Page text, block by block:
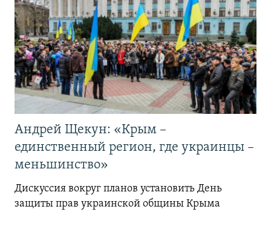
Андрей Щекун: «Крым –
единственный регион, где украинцы –
меньшинство»
Дискуссия вокруг планов установить День
защиты прав украинской общины Крыма